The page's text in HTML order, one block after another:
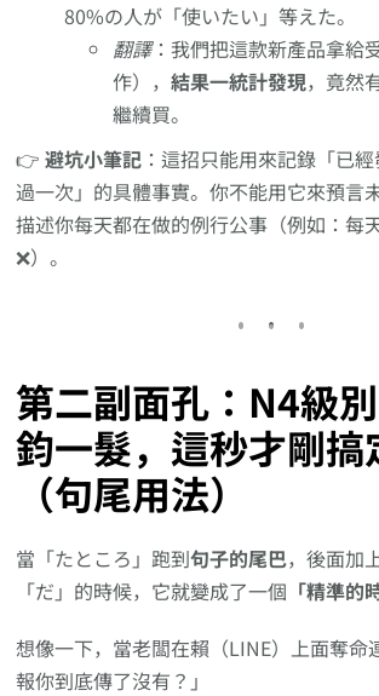
80%の人が「使いたい」等えた。
翻譯：我們把這款新產品拿給
作），結果一統計發現，竟然
繼續買。
👉避坑小筆記 ：這招只能用來記錄「已
過一次」的具體事實。你不能用它來預言
描述你每天都在做的例行公事（例如：每
❌）。
第二副面孔：N4級
鈞一髮，這秒才剛搞
（句尾用法）
當「たところ」跑到句子的尾巴，後面加
「だ」的時候，它就變成了一個 「精準的
想像一下，當老闆在賴（LINE）上面奪命
報你到底傳了沒有？」